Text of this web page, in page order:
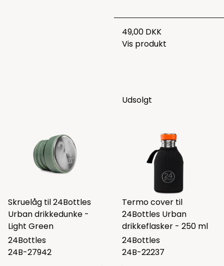
49,00 DKK
Vis produkt
Skruelåg til 24Bottles
Urban drikkedunke -
Light Green
24Bottles
24B-27942
Udsolgt
Termo cover til
24Bottles Urban
drikkeflasker - 250 ml
24Bottles
24B-22237